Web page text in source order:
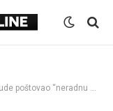
može očekivati kaznu od minimalno…